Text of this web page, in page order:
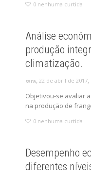
0 nenhuma curtida
Análise
produção
climatização.
sara,22 de abril de 2017,
Objetivou-se avaliar
na produção de
0 nenhuma curtida
Desempenho
diferentes